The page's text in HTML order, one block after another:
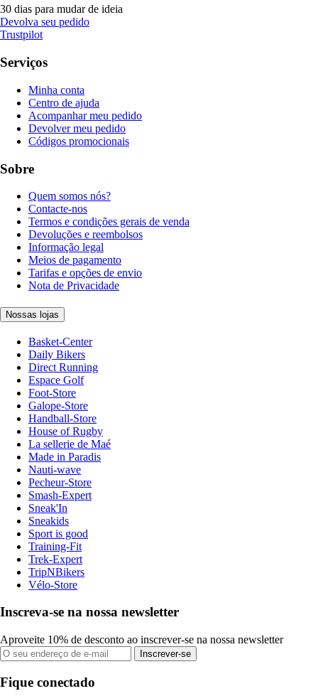
30 dias para mudar de ideia
Devolva seu pedido
Trustpilot
Serviços
Minha conta
Centro de ajuda
Acompanhar meu pedido
Devolver meu pedido
Códigos promocionais
Sobre
Quem somos nós?
Contacte-nos
Termos e condições gerais de venda
Devoluções e reembolsos
Informação legal
Meios de pagamento
Tarifas e opções de envio
Nota de Privacidade
Nossas lojas
Basket-Center
Daily Bikers
Direct Running
Espace Golf
Foot-Store
Galope-Store
Handball-Store
House of Rugby
La sellerie de Maé
Made in Paradis
Nauti-wave
Pecheur-Store
Smash-Expert
Sneak'In
Sneakids
Sport is good
Training-Fit
Trek-Expert
TripNBikers
Vélo-Store
Inscreva-se na nossa newsletter
Aproveite 10% de desconto ao inscrever-se na nossa newsletter
Inscrever-se
Fique conectado